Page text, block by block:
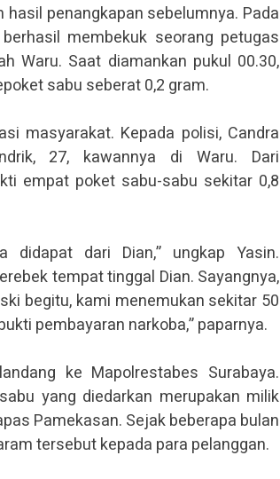
penangkapan sebelumnya. Pada
membekuk seorang petugas
Waru. Saat diamankan pukul 00.30,
sabu seberat 0,2 gram.
masyarakat. Kepada polisi, Candra
27, kawannya di Waru. Dari
empat poket sabu-sabu sekitar 0,8
didapat dari Dian,” ungkap Yasin.
tempat tinggal Dian. Sayangnya,
begitu, kami menemukan sekitar 50
pembayaran narkoba,” paparnya.
ke Mapolrestabes Surabaya.
yang diedarkan merupakan milik
Pamekasan. Sejak beberapa bulan
tersebut kepada para pelanggan.